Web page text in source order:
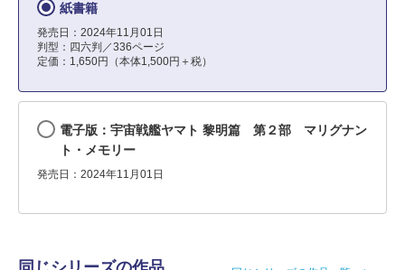
紙書籍
発売日：2024年11月01日
判型：四六判／336ページ
定価：1,650円（本体1,500円＋税）
電子版：宇宙戦艦ヤマト 黎明篇 第２部 マリグナン
ト・メモリー
発売日：2024年11月01日